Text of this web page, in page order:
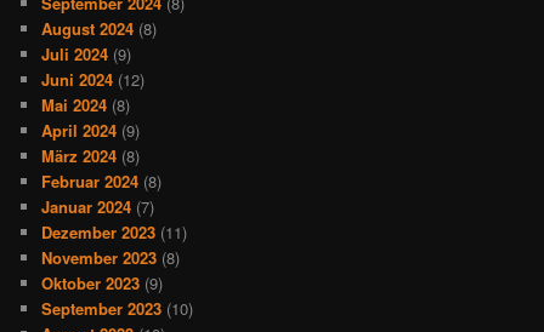
August 2024 (8)
Juli 2024 (9)
Juni 2024 (12)
Mai 2024 (8)
April 2024 (9)
März 2024 (8)
Februar 2024 (8)
Januar 2024 (7)
Dezember 2023 (11)
November 2023 (8)
Oktober 2023 (9)
September 2023 (10)